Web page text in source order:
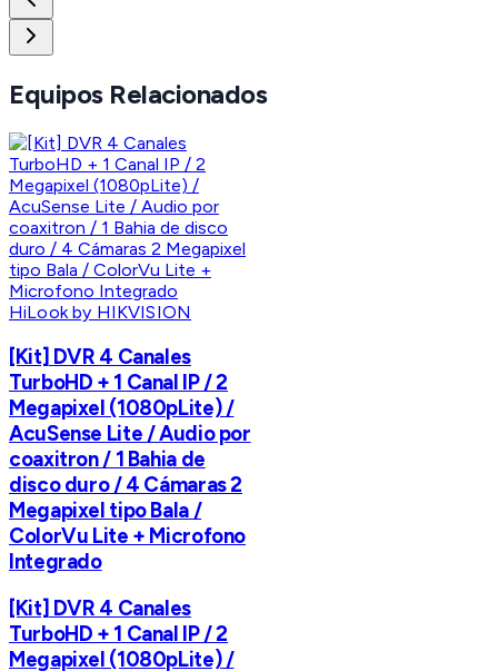
Equipos Relacionados
HiLook by HIKVISION
[Kit] DVR 4 Canales
TurboHD + 1 Canal IP / 2
Megapixel (1080pLite) /
AcuSense Lite / Audio por
coaxitron / 1 Bahia de
disco duro / 4 Cámaras 2
Megapixel tipo Bala /
ColorVu Lite + Microfono
Integrado
[Kit] DVR 4 Canales
TurboHD + 1 Canal IP / 2
Megapixel (1080pLite) /